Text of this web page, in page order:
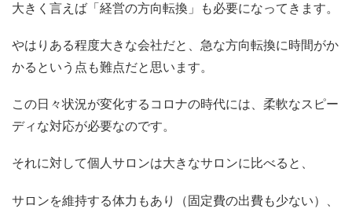
大きく言えば「経営の方向転換」も必要になってきます。
やはりある程度大きな会社だと、急な方向転換に時間がか
かるという点も難点だと思います。
この日々状況が変化するコロナの時代には、柔軟なスピー
ディな対応が必要なのです。
それに対して個人サロンは大きなサロンに比べると、
サロンを維持する体力もあり（固定費の出費も少ない）、